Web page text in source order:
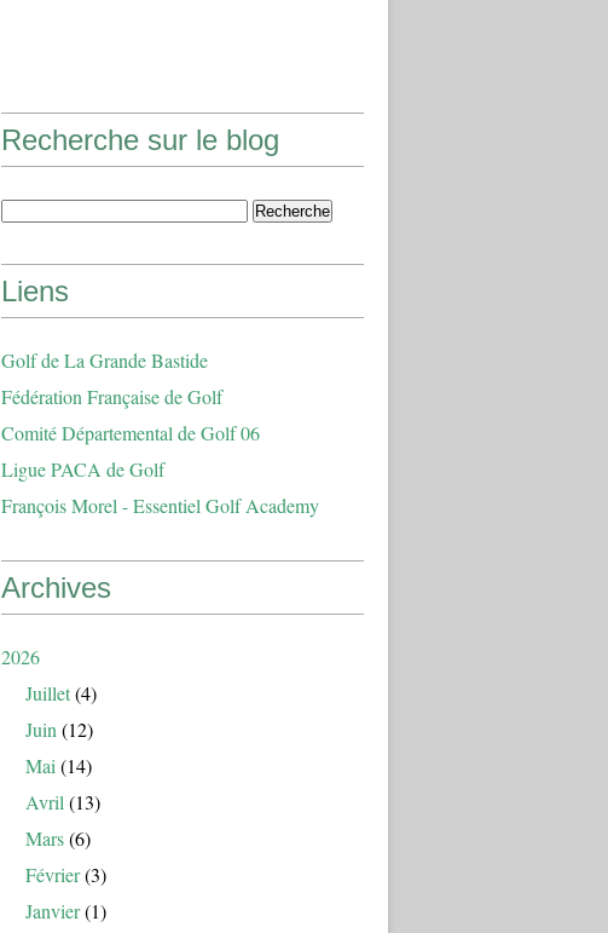
Recherche sur le blog
Liens
Golf de La Grande Bastide
Fédération Française de Golf
Comité Départemental de Golf 06
Ligue PACA de Golf
François Morel - Essentiel Golf Academy
Archives
2026
Juillet(4)
Juin (12)
Mai (14)
Avril (13)
Mars(6)
Février(3)
Janvier(1)